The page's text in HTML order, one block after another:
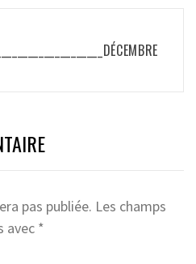
pas publiée. Les champs
avec *